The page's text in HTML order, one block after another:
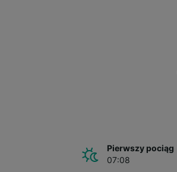
Pierwszy pociąg
07:08